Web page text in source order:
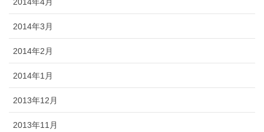
2014年3月
2014年2月
2014年1月
2013年12月
2013年11月